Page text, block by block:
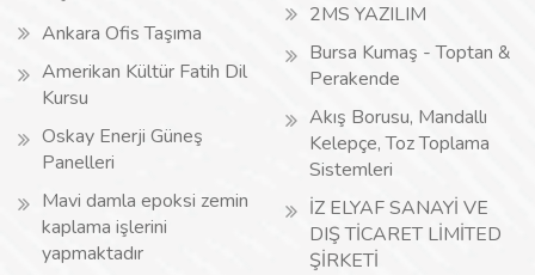
Ankara Ofis Taşıma
Amerikan Kültür Fatih Dil
Kursu
Oskay Enerji Güneş
Panelleri
Mavi damla epoksi zemin
kaplama işlerini
yapmaktadır
2MS YAZILIM
Bursa Kumaş - Toptan &
Perakende
Akış Borusu, Mandallı
Kelepçe, Toz Toplama
Sistemleri
İZ ELYAF SANAYİ VE
DIŞ TİCARET LİMİTED
ŞİRKETİ